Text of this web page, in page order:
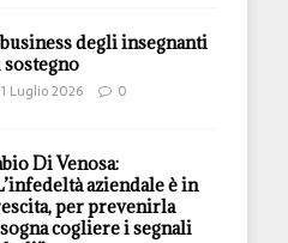
degli insegnanti
sostegno
1 Luglio 2026 0
Di Venosa:
aziendale è in
per prevenirla
cogliere i segnali